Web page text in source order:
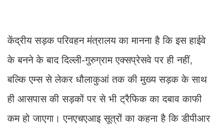
केंद्रीय सड़क परिवहन मंत्रालय का मानना है कि इस हाईवे
के बनने के बाद दिल्ली-गुरुग्राम एक्सप्रेसवे पर ही नहीं,
बल्कि एम्स से लेकर धौलाकुआं तक की मुख्य सड़क के साथ
ही आसपास की सड़कों पर से भी ट्रैफिक का दबाव काफी
कम हो जाएगा। एनएचएआइ सूत्रों का कहना है कि डीपीआर